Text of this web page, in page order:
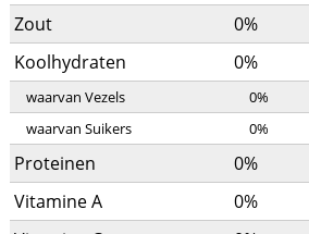
Zout
0%
Koolhydraten
0%
waarvan Vezels 0%
waarvan Suikers
0%
Proteinen 0%
Vitamine A
0%